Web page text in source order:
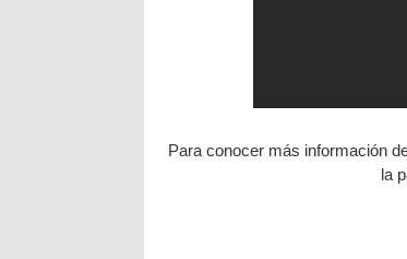
Para conocer más información
la